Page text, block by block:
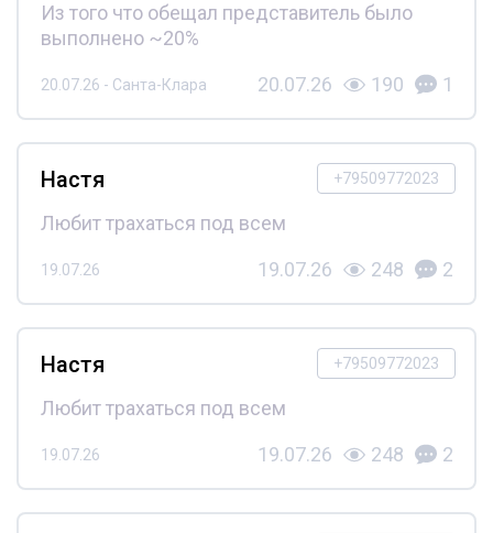
Из того что обещал представитель было
выполнено ~20%
20.07.26 - Санта-Клара 20.07.26 190 1
+79509772023
Настя
Любит трахаться под всем
19.07.26 19.07.26 248 2
+79509772023
Настя
Любит трахаться под всем
19.07.26 19.07.26 248 2